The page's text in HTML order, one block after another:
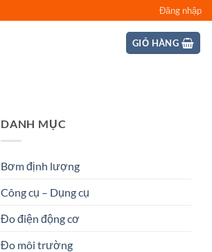
Đăng nhập
GIỎ HÀNG
DANH MỤC
Bơm định lượng
Công cụ – Dụng cụ
Đo điện động cơ
Đo môi trường